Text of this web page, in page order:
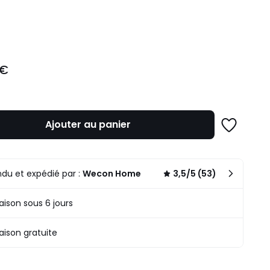
Ajouter au panier
Ajouter
et expédié par :Wecon Home 3,5/5 (53)
sous 6 jours
gratuite